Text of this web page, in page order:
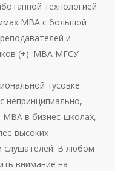
технологией
МВА с большой
и
(+). МВА МГСУ —
тусовке
непринципиально,
в бизнес-школах,
высоких
слушателей. В любом
внимание на